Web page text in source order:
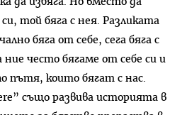
той бяга с нея. Разликата
бяга от себе, сега бяга с
често бягаме от себе си и
пътя, които бягат с нас.
също развива историята в